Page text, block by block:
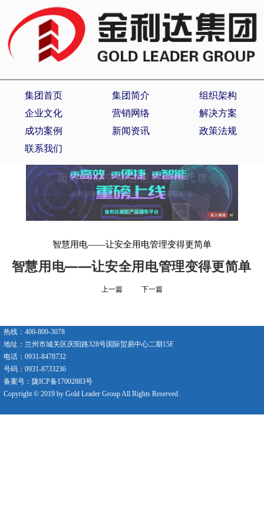
集团首页 集团简介
组织架构
企业文化
营销网络
解决方案
成功案例
新闻资讯
政策法规
联系我们
智慧用电——让安全用电管理变得更简单
智慧用电——让安全用电管理变得更简单
上一篇 下一篇
热线：400-800-3078
地址：兰州市城关区庆阳路328号国际贸易中心二期15F
电话：0931-8478732
号码：0931-8733236
备案号：陇ICP备17002883号
Copyright © 2019 by Gold Leader Group All Rights Reserved.